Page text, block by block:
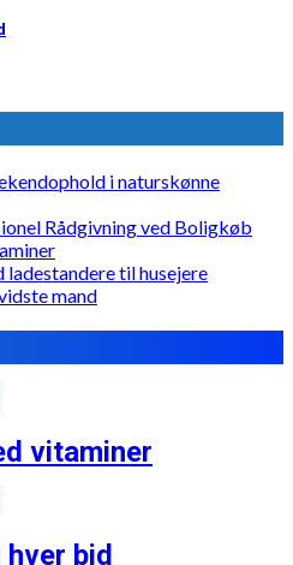
i naturskønne
Rådgivning ved Boligkøb
til husejere
mand
vitaminer
bid